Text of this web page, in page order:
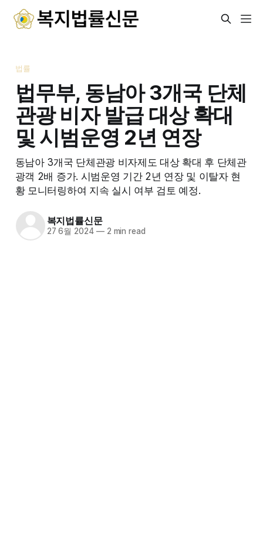
법률
법무부, 동남아 3개국 단체
관광 비자 발급 대상 확대
및 시범운영 2년 연장
동남아 3개국 단체관광 비자제도 대상 확대 후 단체관
광객 2배 증가. 시범운영 기간 2년 연장 및 이탈자 현
황 모니터링하여 지속 실시 여부 검토 예정.
복지법률신문
27 6월 2024 —2 min read